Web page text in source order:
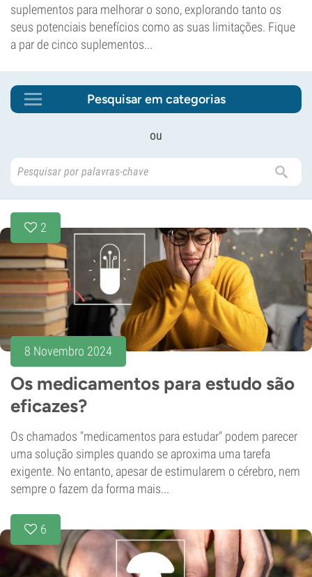
suplementos para melhorar o sono, explorando tanto os
seus potenciais benefícios como as suas limitações. Fique
a par de cinco suplementos...
Pesquisar em categorias
ou
2
8 Novembro 2024
Os medicamentos para estudo são
eficazes?
Os chamados "medicamentos para estudar" podem parecer
uma solução simples quando se aproxima uma tarefa
exigente. No entanto, apesar de estimularem o cérebro, nem
sempre o fazem da forma mais...
6